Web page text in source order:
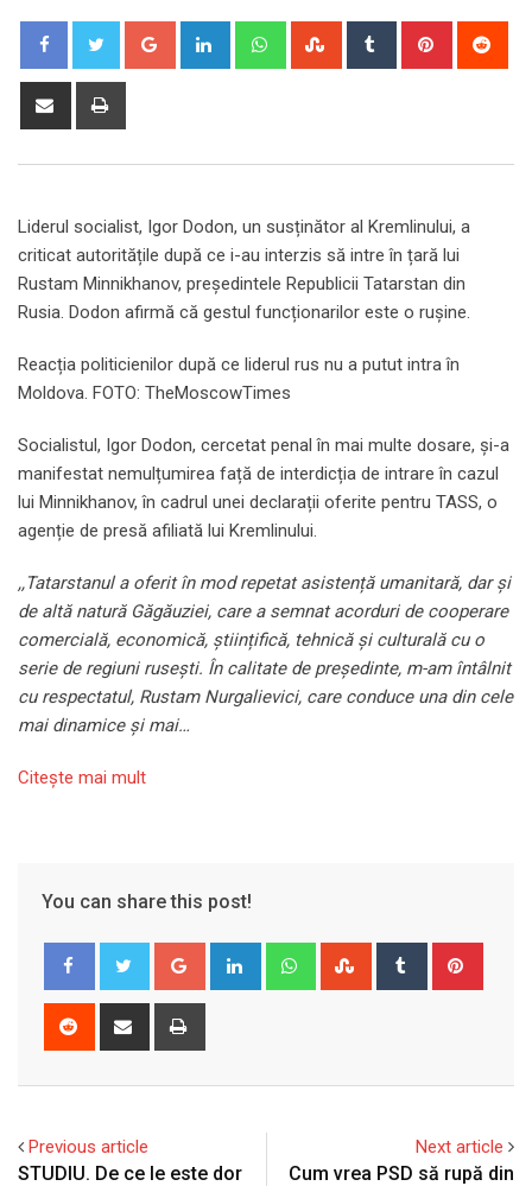
Google+ LinkedIn WhatsappStumbleUpon
Tumblr Pinterest
Share
Liderul socialist, Igor Dodon, un susținător al Kremlinului, a
criticat autoritățile după ce i-au interzis să intre în țară lui
Rustam Minnikhanov, președintele Republicii Tatarstan din
Rusia. Dodon afirmă că gestul funcționarilor este o rușine.
Reacția politicienilor după ce liderul rus nu a putut intra în
Moldova. FOTO: TheMoscowTimes
Socialistul, Igor Dodon, cercetat penal în mai multe dosare, și-a
manifestat nemulțumirea față de interdicția de intrare în cazul
lui Minnikhanov, în cadrul unei declarații oferite pentru TASS, o
agenție de presă afiliată lui Kremlinului.
,,Tatarstanul a oferit în mod repetat asistență umanitară, dar și
de altă natură Găgăuziei, care a semnat acorduri de cooperare
comercială, economică, științifică, tehnică și culturală cu o
serie de regiuni rusești. În calitate de președinte, m-am întâlnit
cu respectatul, Rustam Nurgalievici, care conduce una din cele
mai dinamice și mai…
Citeşte mai mult
You can share this post!
Google+ LinkedIn WhatsappStumbleUpon
Tumblr
Reddit
Share
Previous article
STUDIU. De ce le este dor
Next article
Cum vrea PSD să rupă din